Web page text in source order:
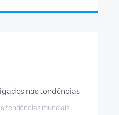
nas tendências
tendências mundiais